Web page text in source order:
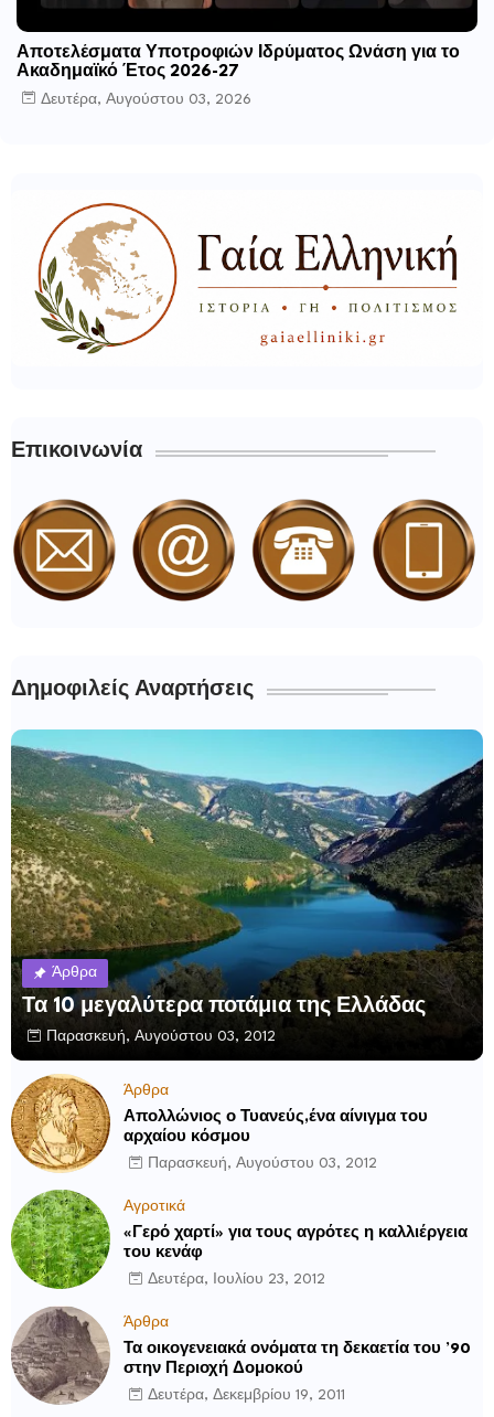
Αποτελέσματα Υποτροφιών Ιδρύματος Ωνάση για το
Ακαδημαϊκό Έτος 2026-27
Δευτέρα, Αυγούστου 03, 2026
Επικοινωνία
Δημοφιλείς Αναρτήσεις
Άρθρα
Τα 10 μεγαλύτερα ποτάμια της Ελλάδας
Παρασκευή, Αυγούστου 03, 2012
Άρθρα
Απολλώνιος ο Τυανεύς,ένα αίνιγμα του
αρχαίου κόσμου
Παρασκευή, Αυγούστου 03, 2012
Αγροτικά
«Γερό χαρτί» για τους αγρότες η καλλιέργεια
του κενάφ
Δευτέρα, Ιουλίου 23, 2012
Άρθρα
Τα οικογενειακά ονόματα τη δεκαετία του ’90
στην Περιοχή Δομοκού
Δευτέρα, Δεκεμβρίου 19, 2011